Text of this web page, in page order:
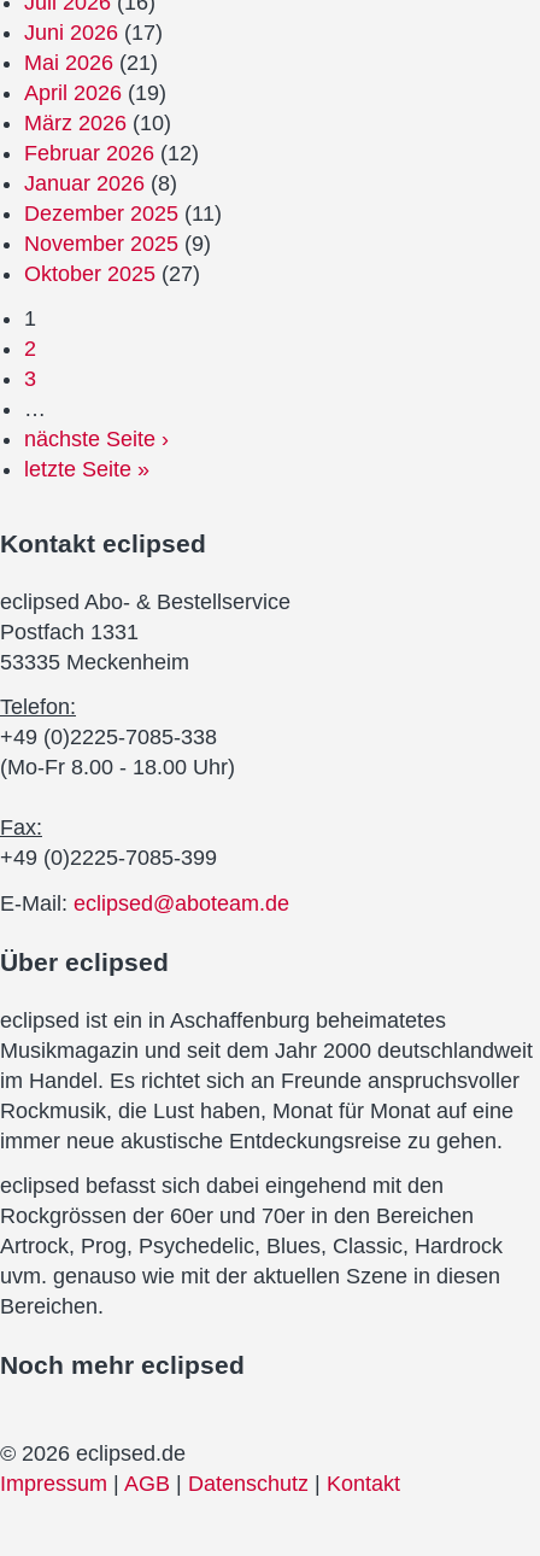
Juni 2026 (17)
Mai 2026 (21)
April 2026 (19)
März 2026 (10)
Februar 2026 (12)
Januar 2026 (8)
Dezember 2025 (11)
November 2025 (9)
Oktober 2025 (27)
1
2
3
…
nächste Seite ›
letzte Seite »
Kontakt eclipsed
eclipsed Abo- & Bestellservice
Postfach 1331
53335 Meckenheim
Telefon:
+49 (0)2225-7085-338
(Mo-Fr 8.00 - 18.00 Uhr)
Fax:
+49 (0)2225-7085-399
E-Mail: eclipsed@aboteam.de
Über eclipsed
eclipsed ist ein in Aschaffenburg beheimatetes
Musikmagazin und seit dem Jahr 2000 deutschlandweit
im Handel. Es richtet sich an Freunde anspruchsvoller
Rockmusik, die Lust haben, Monat für Monat auf eine
immer neue akustische Entdeckungsreise zu gehen.
eclipsed befasst sich dabei eingehend mit den
Rockgrössen der 60er und 70er in den Bereichen
Artrock, Prog, Psychedelic, Blues, Classic, Hardrock
uvm. genauso wie mit der aktuellen Szene in diesen
Bereichen.
Noch mehr eclipsed
© 2026 eclipsed.de
Impressum
AGB Datenschutz Kontakt